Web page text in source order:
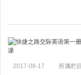
Is There a Post Office
A. Excuse me. Is there a
2017-08-17 所属栏